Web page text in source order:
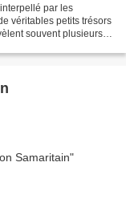
par les
véritables petits trésors
souvent plusieurs